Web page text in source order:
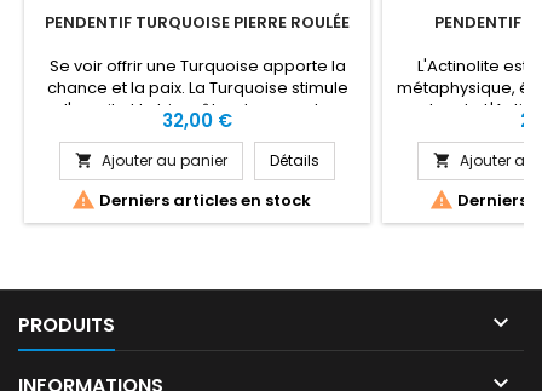
PENDENTIF TURQUOISE PIERRE ROULÉE
Se voir offrir une Turquoise apporte la
chance et la paix. La Turquoise stimule
l'esprit et le bien-être du corps. La
Turquoise est bénéfique pour l'Amitié,
l'Amour romantique, les sauts d'humeur,
la culpabilité, le mal de gorge, les yeux,
la douleur, l'estomac, la pollution, les
infections virales, la détoxication, les
Prix
32,00 €
 Ajouter au panier Détails
 Derniers articles en stock
PENDENTIF
L'Actinolite est
métaphysique,
ses bords.
blocages ou de
au chemin
qui est
L'Actinolite
fonctions du
 Ajouter au
 Derniers
PRODUITS 
